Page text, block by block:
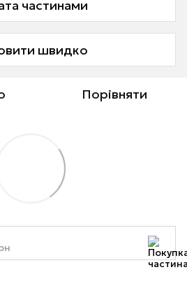
частинами
швидко
Порівняти